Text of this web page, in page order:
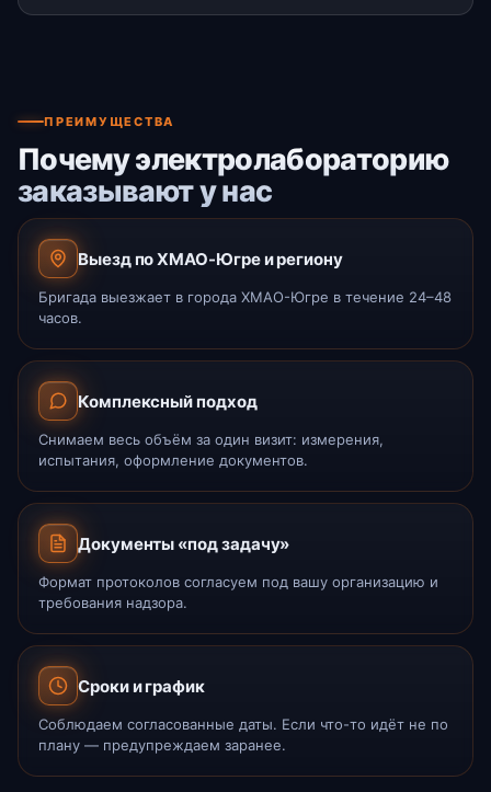
ПРЕИМУЩЕСТВА
Почему электролабораторию
заказывают у нас
Выезд по ХМАО-Югре и региону
Бригада выезжает в города ХМАО-Югре в течение 24–48
часов.
Комплексный подход
Снимаем весь объём за один визит: измерения,
испытания, оформление документов.
Документы «под задачу»
Формат протоколов согласуем под вашу организацию и
требования надзора.
Сроки и график
Соблюдаем согласованные даты. Если что-то идёт не по
плану — предупреждаем заранее.